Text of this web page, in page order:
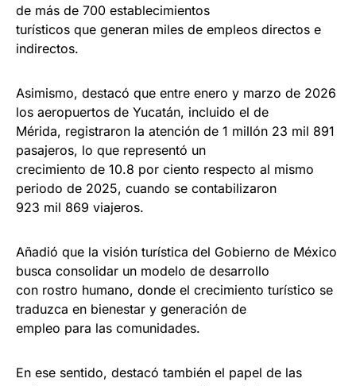
de más de 700 establecimientos
turísticos que generan miles de empleos directos e
indirectos.
Asimismo, destacó que entre enero y marzo de 2026
los aeropuertos de Yucatán, incluido el de
Mérida, registraron la atención de 1 millón 23 mil 891
pasajeros, lo que representó un
crecimiento de 10.8 por ciento respecto al mismo
periodo de 2025, cuando se contabilizaron
923 mil 869 viajeros.
Añadió que la visión turística del Gobierno de México
busca consolidar un modelo de desarrollo
con rostro humano, donde el crecimiento turístico se
traduzca en bienestar y generación de
empleo para las comunidades.
En ese sentido, destacó también el papel de las